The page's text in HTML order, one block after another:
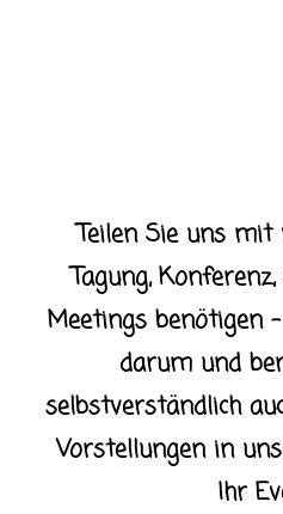
Teilen Sie uns
Tagung,
Meetings benötigen
darum und
selbstverständlich
Vorstellungen in
Ihr